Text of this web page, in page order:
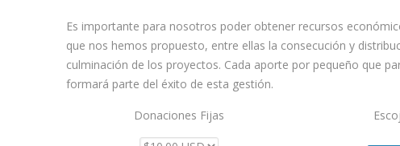
Es importante para nosotros poder obtener recursos
que nos hemos propuesto, entre ellas la consecución y
culminación de los proyectos. Cada aporte por pequeño que
formará parte del éxito de esta gestión.
Donaciones Fijas